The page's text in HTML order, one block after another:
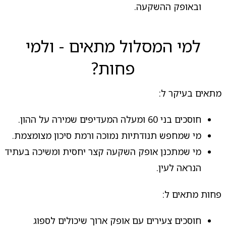
ובאופק ההשקעה.
למי המסלול מתאים - ולמי
פחות?
מתאים בעיקר ל:
חוסכים בני 60 ומעלה המעדיפים שמירה על ההון.
מי שמחפש תנודתיות נמוכה ורמת סיכון מצומצמת.
מי שמתכנן אופק השקעה קצר יחסית ומשיכה בעתיד
הנראה לעין.
פחות מתאים ל:
חוסכים צעירים עם אופק ארוך שיכולים לספוג